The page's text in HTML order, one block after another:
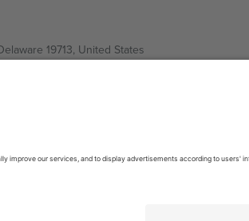
19713, United States
1606 Sofia, Bulgaria
06700 Ciudad de México, CDMX, Mexico